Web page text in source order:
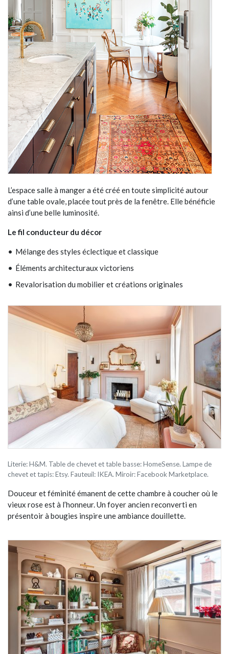
L’espace salle à manger a été créé en toute simplicité autour
d’une table ovale, placée tout près de la fenêtre. Elle bénéficie
ainsi d’une belle luminosité.
Le fil conducteur du décor
Mélange des styles éclectique et classique
Éléments architecturaux victoriens
Revalorisation du mobilier et créations originales
Literie: H&M. Table de chevet et table basse: HomeSense. Lampe de
chevet et tapis: Etsy. Fauteuil: IKEA. Miroir: Facebook Marketplace.
Douceur et féminité émanent de cette chambre à coucher où le
vieux rose est à l’honneur. Un foyer ancien reconverti en
présentoir à bougies inspire une ambiance douillette.